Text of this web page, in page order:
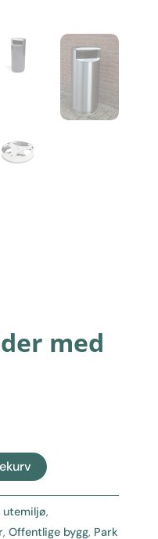
med
utemiljø,
, Offentlige bygg, Park